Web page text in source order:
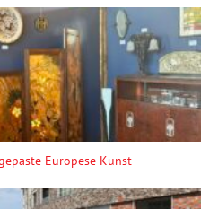
Europese Kunst